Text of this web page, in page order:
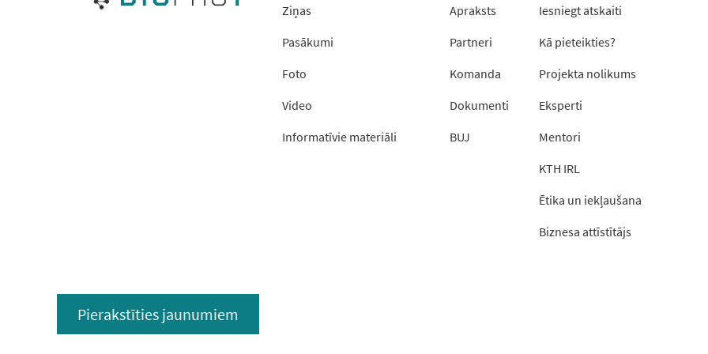
Ziņas
Pasākumi
Foto
Video
Informatīvie materiāli
Apraksts
Partneri
Komanda
Dokumenti
BUJ
Iesniegt atskaiti
Kā pieteikties?
Projekta nolikums
Eksperti
Mentori
KTH IRL
Ētika un iekļaušana
Biznesa attīstītājs
Pierakstīties jaunumiem